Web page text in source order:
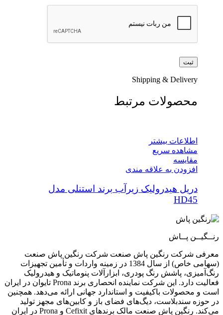
Shipping & Delivery
محصولات مرتبط
اطلاعات بیشتر
مشاهده سریع
مقایسه
افزودن به علاقه مندی
دریل هیدرولیک زیرآب برند استنلی مدل
HD45
رنــگیــن پــاش
معرفی شرکت رنگین پاش صنعت شرکت رنگین پاش صنعت
(سهامی خاص) از سال 1384 در زمینه واردات و تأمین تجهیزات
رنگ‌آمیزی، پاشش رنگ پودری، ابزارآلات پنوماتیک و هیدرولیک
فعالیت دارد. این شرکت نماینده انحصاری برند Prona تایوان در ایران
است و محصولات باکیفیت و استاندارد جهانی ارائه می‌دهد. همچنین
در حوزه سندبلاست، دیگ‌های فضای باز و کابین‌های مجهز تولید
می‌کند. رنگین پاش صنعت مالک برندهای Cefixit و Prona در ایران